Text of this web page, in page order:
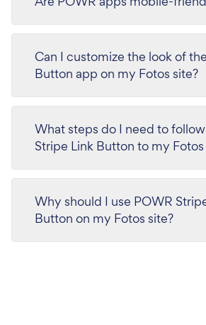
Can I customize the look of
Button app on my Fotos site?
What steps do I need to
Stripe Link Button to my Fotos
Why should I use POWR
Button on my Fotos site?